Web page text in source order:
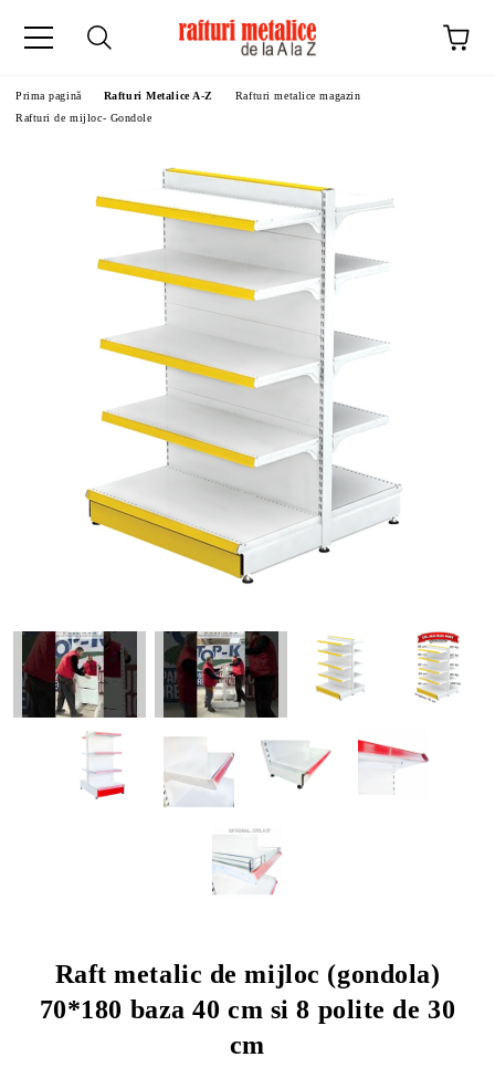
Prima pagină Rafturi Metalice A-Z
Rafturi metalice magazin
Rafturi de mijloc- Gondole
Raft metalic de mijloc (gondola)
70*180 baza 40 cm si 8 polite de 30
cm